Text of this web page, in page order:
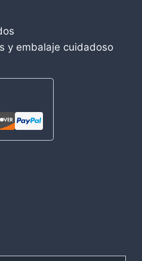
y embalaje cuidadoso